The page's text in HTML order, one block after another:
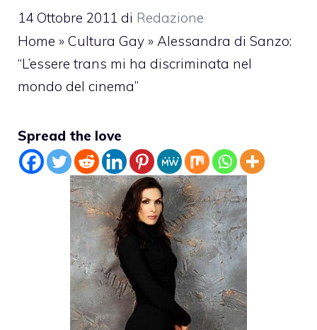
14 Ottobre 2011 di Redazione
Home » Cultura Gay » Alessandra di Sanzo:
“L’essere trans mi ha discriminata nel
mondo del cinema”
Spread the love